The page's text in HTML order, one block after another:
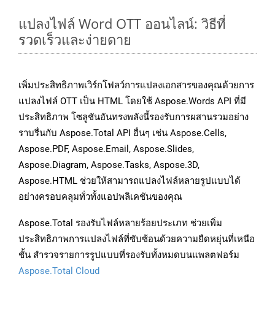
แปลงไฟล์ Word OTT ออนไลน์: วิธีที่
รวดเร็วและง่ายดาย
เพิ่มประสิทธิภาพเวิร์กโฟลว์การแปลงเอกสารของคุณด้วยการ
แปลงไฟล์ OTT เป็น HTML โดยใช้ Aspose.Words API ที่มี
ประสิทธิภาพ โซลูชันอันทรงพลังนี้รองรับการผสานรวมอย่าง
ราบรื่นกับ Aspose.Total API อื่นๆ เช่น Aspose.Cells,
Aspose.PDF, Aspose.Email, Aspose.Slides,
Aspose.Diagram, Aspose.Tasks, Aspose.3D,
Aspose.HTML ช่วยให้สามารถแปลงไฟล์หลายรูปแบบได้
อย่างครอบคลุมทั่วทั้งแอปพลิเคชันของคุณ
Aspose.Total รองรับไฟล์หลายร้อยประเภท ช่วยเพิ่ม
ประสิทธิภาพการแปลงไฟล์ที่ซับซ้อนด้วยความยืดหยุ่นที่เหนือ
ชั้น สำรวจรายการรูปแบบที่รองรับทั้งหมดบนแพลตฟอร์ม
Aspose.Total Cloud